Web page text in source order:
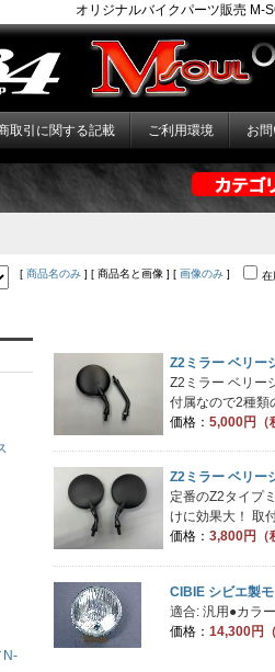
オリジナルバイクパーツ販売 M-
取引に関する記載 ご利用環境 お
[ 商品名のみ ] [ 商品名と画像 ] [ 画像のみ ] 在
Z2ミラー ベリー
Z2ミラー ベリー
付属なので2種類
価格： 5,000円（
Z2ミラー ベリ
定番のZ2タイプ
けに効果大！ 取
価格： 3,800円（
CIBIE シビエ製
適合: 汎用●カラ
価格： 14,300円（
N-